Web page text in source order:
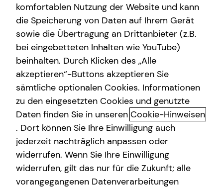
Verantwortlicher im Sinne des § 18 Abs. 2
MStV
Giusy Fazio-Blome
Alexanderstraße 28
40210 Düsseldorf
Erlaubnis nach § 34d GewO​
Aufsichtsbehörde:
IHK Osnabrück - Emsland - Grafschaft Bentheim
Neuer Graben 38
49074 Osnabrück
komfortablen Nutzung der Website und kann
die Speicherung von Daten auf Ihrem Gerät
sowie die Übertragung an Drittanbieter (z.B.
bei eingebetteten Inhalten wie YouTube)
beinhalten. Durch Klicken des „Alle
akzeptieren“-Buttons akzeptieren Sie
sämtliche optionalen Cookies. Informationen
zu den eingesetzten Cookies und genutzte
Daten finden Sie in unseren Cookie-Hinweisen
. Dort können Sie Ihre Einwilligung auch
jederzeit nachträglich anpassen oder
widerrufen. Wenn Sie Ihre Einwilligung
widerrufen, gilt das nur für die Zukunft; alle
vorangegangenen Datenverarbeitungen